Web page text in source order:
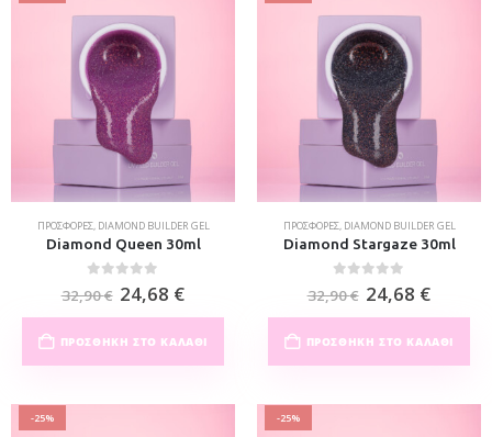
ΠΡΟΣΦΟΡΈΣ, DIAMOND BUILDER GEL
Diamond Queen 30ml
out of 5
32,90€ 24,68 €
ΠΡΟΣΘΉΚΗ ΣΤΟ ΚΑΛΆΘΙ
ΠΡΟΣΦΟΡΈΣ, DIAMOND BUILDER GEL
Diamond Stargaze 30ml
out of 5
32,90€ 24,68 €
ΠΡΟΣΘΉΚΗ ΣΤΟ ΚΑΛΆΘΙ
-25% -25%